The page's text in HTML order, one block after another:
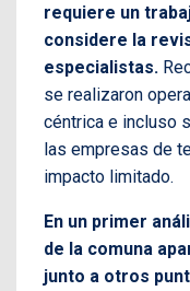
requiere un
considere la
especialistas.
se realizaron
céntrica e incluso
las empresas de
impacto limitado.
En un primer
de la comuna
junto a otros